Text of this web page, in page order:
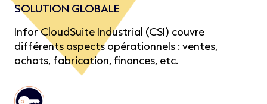
SOLUTION GLOBALE
Infor CloudSuite Industrial (CSI) couvre
différents aspects opérationnels : ventes,
achats, fabrication, finances, etc.